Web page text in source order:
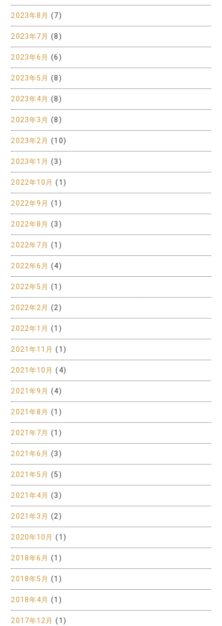
2023年8月 (7)
2023年7月 (8)
2023年6月 (6)
2023年5月 (8)
2023年4月 (8)
2023年3月 (8)
2023年2月 (10)
2023年1月 (3)
2022年10月 (1)
2022年9月 (1)
2022年8月 (3)
2022年7月 (1)
2022年6月 (4)
2022年5月 (1)
2022年2月 (2)
2022年1月 (1)
2021年11月 (1)
2021年10月 (4)
2021年9月 (4)
2021年8月 (1)
2021年7月 (1)
2021年6月 (3)
2021年5月 (5)
2021年4月 (3)
2021年3月 (2)
2020年10月 (1)
2018年6月 (1)
2018年5月 (1)
2018年4月 (1)
2017年12月 (1)